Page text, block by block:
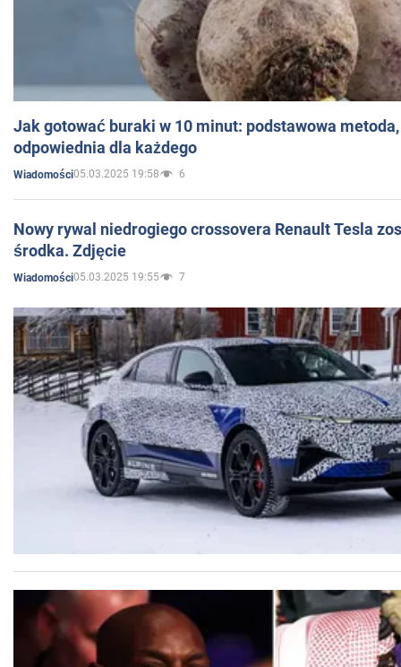
Jak gotować buraki w 10 minut: podstawowa
odpowiednia dla każdego
Wiadomości05.03.2025 19:58 6
Nowy rywal niedrogiego crossovera Renault Tesla
środka. Zdjęcie
Wiadomości05.03.2025 19:55 7